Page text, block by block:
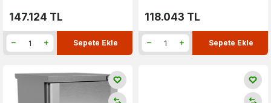
147.124 TL
Sepete Ekle
118.043 TL
Sepete Ekle